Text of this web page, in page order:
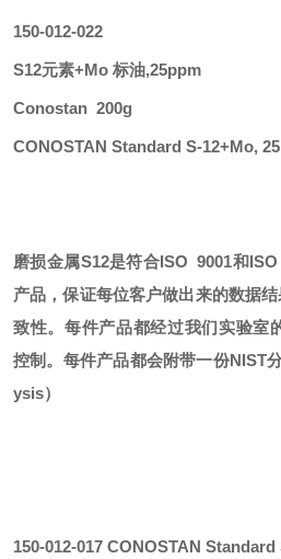
150-012-022
S12元素+Mo 标油,25ppm
Conostan 200g
CONOSTAN Standard S-12+Mo,
磨损金属S12是符合ISO 9001和
产品，保证每位客户做出来的数据
致性。每件产品都经过我们实验室
控制。每件产品都会附带一份NIST
ysis）
150-012-017 CONOSTAN